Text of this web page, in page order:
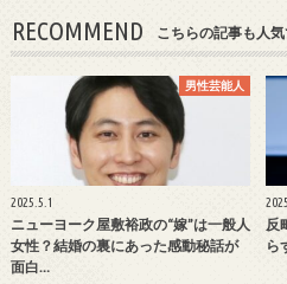
RECOMMEND こちらの記事も人気
男性芸能人
2025.5.1
ニューヨーク屋敷裕政の“嫁”は一般人
女性？結婚の裏にあった感動秘話が
面白…
反
ら